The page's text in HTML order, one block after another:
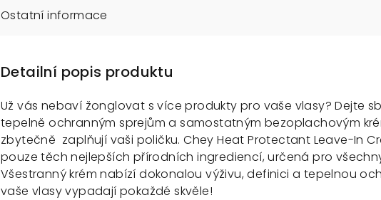
Ostatní informace
Detailní popis produktu
Už vás nebaví žonglovat s více produkty pro vaše vlasy? Dejte
tepelně ochranným sprejům a samostatným bezoplachovým
zbytečně zaplňují vaši poličku. Chey Heat Protectant Leave-In
pouze těch nejlepších přírodních ingrediencí, určená pro
Všestranný krém nabízí dokonalou výživu, definici a tepelnou
vaše vlasy vypadají pokaždé skvěle!